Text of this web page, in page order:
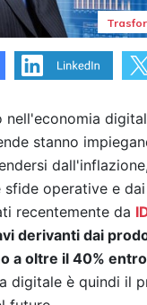
nell'economia
stanno
sfide operative e
recentemente da
derivanti dai
a oltre il 40%
digitale è quindi il